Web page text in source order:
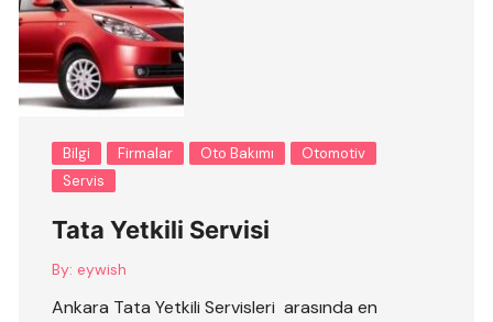
Bilgi Firmalar Oto Bakımı
Otomotiv
Servis
Tata Yetkili Servisi
By: eywish
Ankara Tata Yetkili Servisleri arasında en